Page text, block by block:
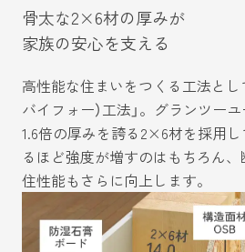
骨太な2×6材の厚みが
家族の安心を支える
高性能な住まいをつくる工法とし
バイフォー）工法」。グランツー
1.6倍の厚みを誇る2×6材を採用
るほど強度が増すのはもちろん、
住性能もさらに向上します。